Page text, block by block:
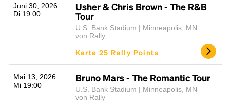
Juni 30, 2026
Di 19:00
Usher & Chris Brown - The R&B
Tour
U.S. Bank Stadium | Minneapolis, MN
von Rally
Karte 25 Rally Points
Mai 13, 2026
Mi 19:00
Bruno Mars - The Romantic Tour
U.S. Bank Stadium | Minneapolis, MN
von Rally
book. It has survived not only five centuries, but also
the leap into electronic typesetting, remaining
essentially unchanged.